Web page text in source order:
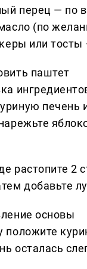
перец — по
(по
или
паштет
печень
растопите 2
добавьте
основы
положите
осталась